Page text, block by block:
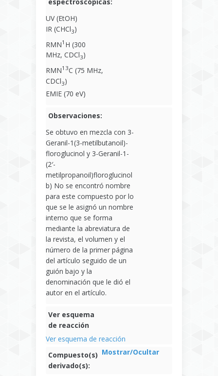
UV (EtOH)
IR (CHCl3)
RMN1 H (300
MHz, CDCl3)
RMN13C (75 MHz,
CDCl3)
EMIE (70 eV)
Observaciones:
Se obtuvo en mezcla con 3-
Geranil-1(3-metilbutanoil)-
floroglucinol y 3-Geranil-1-
(2′-
metilpropanoil)floroglucinol
b) No se encontró nombre
para este compuesto por lo
que se le asignó un nombre
interno que se forma
mediante la abreviatura de
la revista, el volumen y el
número de la primer página
del artículo seguido de un
guión bajo y la
denominación que le dió el
autor en el artículo.
Ver esquema
de reacción
Ver esquema de reacción
Compuesto(s)
derivado(s):
Mostrar/Ocultar